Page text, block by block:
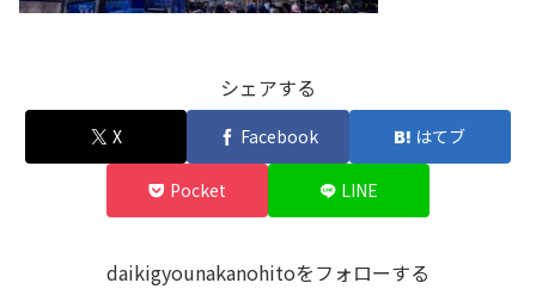
シェアする
X Facebook はてブ
Pocket LINE
daikigyounakanohitoをフォローする